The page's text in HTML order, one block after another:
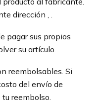
dirección , .
pagar sus propios
su artículo.
reembolsables. Si
del envío de
reembolso.